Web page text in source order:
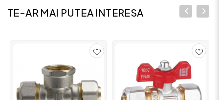
TE-AR MAI PUTEA INTERESA